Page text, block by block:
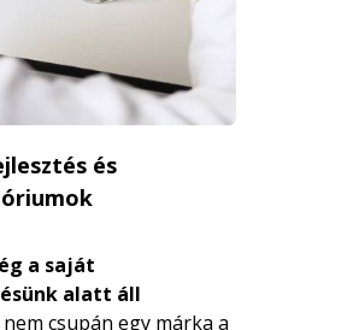
és
a saját
alatt áll
nem csupán egy márka a